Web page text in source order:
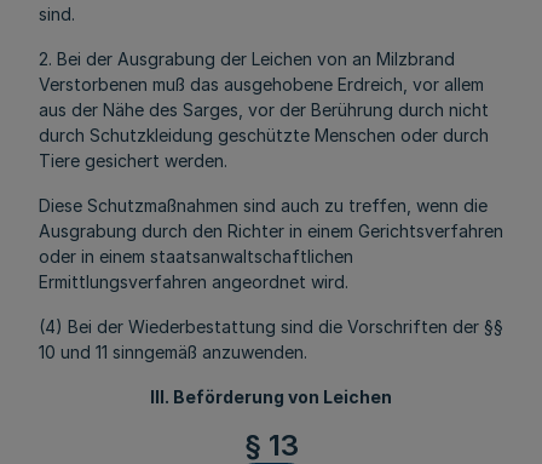
sind.
2. Bei der Ausgrabung der Leichen von an Milzbrand
Verstorbenen muß das ausgehobene Erdreich, vor allem
aus der Nähe des Sarges, vor der Berührung durch nicht
durch Schutzkleidung geschützte Menschen oder durch
Tiere gesichert werden.
Diese Schutzmaßnahmen sind auch zu treffen, wenn die
Ausgrabung durch den Richter in einem Gerichtsverfahren
oder in einem staatsanwaltschaftlichen
Ermittlungsverfahren angeordnet wird.
(4) Bei der Wiederbestattung sind die Vorschriften der §§
10 und 11 sinngemäß anzuwenden.
III. Beförderung von Leichen
§ 13